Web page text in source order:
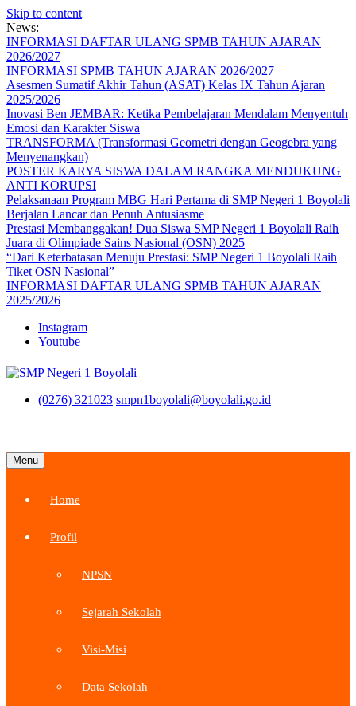
Skip to content
News:
INFORMASI DAFTAR ULANG SPMB TAHUN AJARAN
2026/2027
INFORMASI SPMB TAHUN AJARAN 2026/2027
Asesmen Sumatif Akhir Tahun (ASAT) Kelas IX Tahun Ajaran
2025/2026
Inovasi Ben JEMBAR: Ketika Pembelajaran Mendalam Menyentuh
Emosi dan Karakter Siswa
TRANSFORMA (Transformasi Geometri dengan Geogebra yang
Menyenangkan)
POSTER KARYA SISWA DALAM RANGKA MENDUKUNG
ANTI KORUPSI
Pelaksanaan Program MBG Hari Pertama di SMP Negeri 1 Boyolali
Berjalan Lancar dan Penuh Antusiasme
Prestasi Membanggakan! Dua Siswa SMP Negeri 1 Boyolali Raih
Juara di Olimpiade Sains Nasional (OSN) 2025
“Dari Keterbatasan Menuju Prestasi: SMP Negeri 1 Boyolali Raih
Tiket OSN Nasional”
INFORMASI DAFTAR ULANG SPMB TAHUN AJARAN
2025/2026
Instagram
Youtube
(0276) 321023 smpn1boyolali@boyolali.go.id
Menu
Home
Profil
NPSN
Sejarah Sekolah
Visi-Misi
Data Sekolah